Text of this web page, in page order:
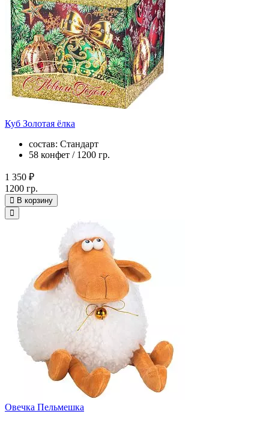
Куб Золотая ёлка
состав: Стандарт
58 конфет / 1200 гр.
1 350 ₽
1200 гр.
В корзину
Овечка Пельмешка